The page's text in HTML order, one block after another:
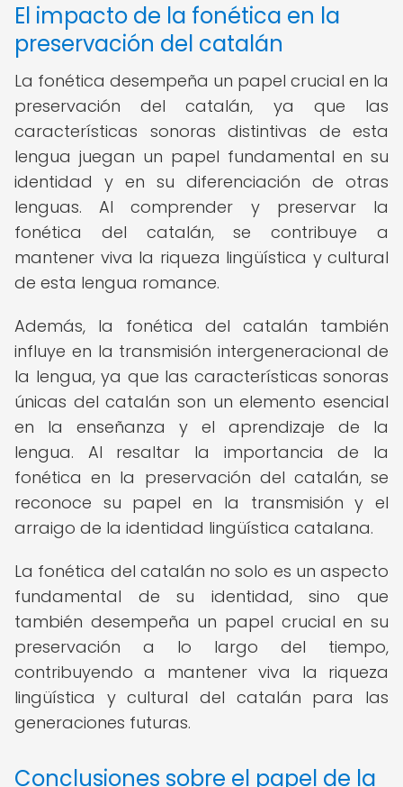
El impacto de la fonética en la
preservación del catalán
La fonética desempeña un papel crucial en la
preservación del catalán, ya que las
características sonoras distintivas de esta
lengua juegan un papel fundamental en su
identidad y en su diferenciación de otras
lenguas. Al comprender y preservar la
fonética del catalán, se contribuye a
mantener viva la riqueza lingüística y cultural
de esta lengua romance.
Además, la fonética del catalán también
influye en la transmisión intergeneracional de
la lengua, ya que las características sonoras
únicas del catalán son un elemento esencial
en la enseñanza y el aprendizaje de la
lengua. Al resaltar la importancia de la
fonética en la preservación del catalán, se
reconoce su papel en la transmisión y el
arraigo de la identidad lingüística catalana.
La fonética del catalán no solo es un aspecto
fundamental de su identidad, sino que
también desempeña un papel crucial en su
preservación a lo largo del tiempo,
contribuyendo a mantener viva la riqueza
lingüística y cultural del catalán para las
generaciones futuras.
Conclusiones sobre el papel de la